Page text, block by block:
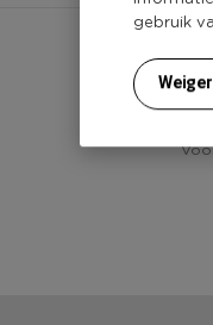
gebruik